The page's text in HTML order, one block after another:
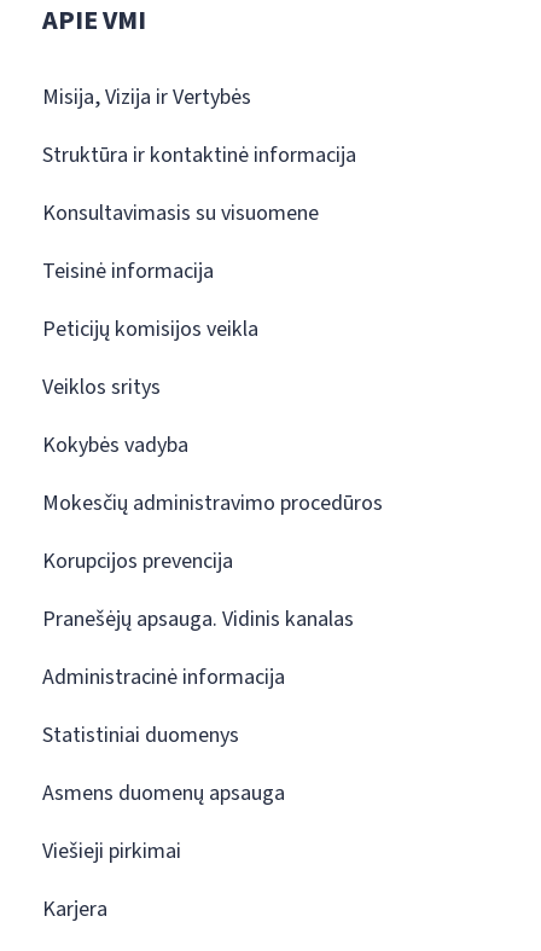
APIE VMI
Misija, Vizija ir Vertybės
Struktūra ir kontaktinė informacija
Konsultavimasis su visuomene
Teisinė informacija
Peticijų komisijos veikla
Veiklos sritys
Kokybės vadyba
Mokesčių administravimo procedūros
Korupcijos prevencija
Pranešėjų apsauga. Vidinis kanalas
Administracinė informacija
Statistiniai duomenys
Asmens duomenų apsauga
Viešieji pirkimai
Karjera